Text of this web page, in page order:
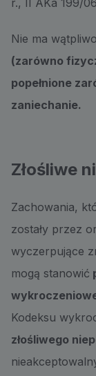
r., II AKa 199/
Nie ma
(zarówno
popełnione
zaniechanie.
Złośliwe
Zachowania,
zostały przez
wyczerpujące
mogą stanowić
Kodeksu
złośliwego